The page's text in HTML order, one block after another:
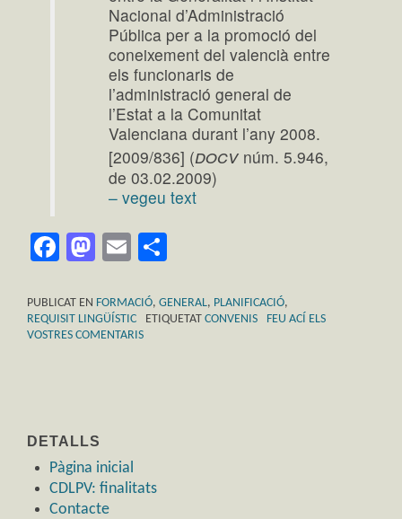
Nacional d’Administració
Pública per a la promoció del
coneixement del valencià entre
els funcionaris de
l’administració general de
l’Estat a la Comunitat
Valenciana durant l’any 2008.
[2009/836] (docv núm. 5.946,
de 03.02.2009)
– vegeu text
Facebook
Mastodon
Email
PUBLICAT EN FORMACIÓ, GENERAL, PLANIFICACIÓ,
REQUISIT LINGÜÍSTIC
ETIQUETAT CONVENIS
FEU ACÍ ELS
VOSTRES COMENTARIS
DETALLS
Pàgina inicial
CDLPV: finalitats
Contacte